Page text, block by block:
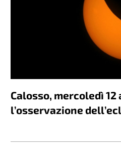
Calosso, mercoledì 12
l’osservazione